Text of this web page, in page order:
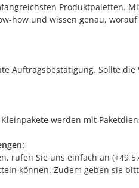
Produktpaletten.
how und wissen genau,
Auftragsbestätigung. Sollte
werden mit
rufen Sie uns einfach an (+49
können. Zudem geben sie